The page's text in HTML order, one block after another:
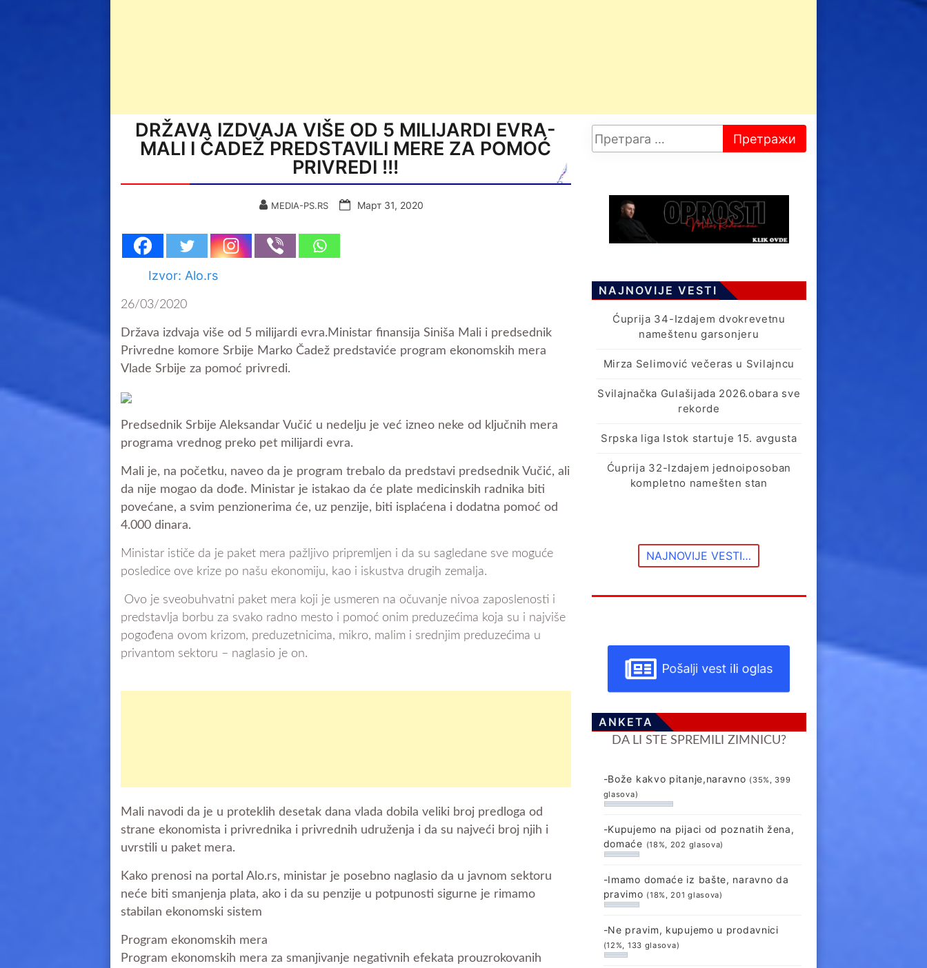
DRŽAVA IZDVAJA VIŠE OD 5 MILIJARDI EVRA-
MALI I ČADEŽ PREDSTAVILI MERE ZA POMOĆ
PRIVREDI !!!
MEDIA-PS.RS Март 31, 2020
Izvor: Alo.rs
26/03/2020
Država izdvaja više od 5 milijardi evra.Ministar finansija Siniša Mali i predsednik
Privredne komore Srbije Marko Čadež predstaviće program ekonomskih mera
Vlade Srbije za pomoć privredi.
Predsednik Srbije Aleksandar Vučić u nedelju je već izneo neke od ključnih mera
programa vrednog preko pet milijardi evra.
Mali je, na početku, naveo da je program trebalo da predstavi predsednik Vučić, ali
da nije mogao da dođe. Ministar je istakao da će plate medicinskih radnika biti
povećane, a svim penzionerima će, uz penzije, biti isplaćena i dodatna pomoć od
4.000 dinara.
Ministar ističe da je paket mera pažljivo pripremljen i da su sagledane sve moguće
posledice ove krize po našu ekonomiju, kao i iskustva drugih zemalja.
Ovo je sveobuhvatni paket mera koji je usmeren na očuvanje nivoa zaposlenosti i
predstavlja borbu za svako radno mesto i pomoć onim preduzećima koja su i najviše
pogođena ovom krizom, preduzetnicima, mikro, malim i srednjim preduzećima u
privantom sektoru – naglasio je on.
Mali navodi da je u proteklih desetak dana vlada dobila veliki broj predloga od
strane ekonomista i privrednika i privrednih udruženja i da su najveći broj njih i
uvrstili u paket mera.
Kako prenosi na portal Alo.rs, ministar je posebno naglasio da u javnom sektoru
neće biti smanjenja plata, ako i da su penzije u potpunosti sigurne je rimamo
stabilan ekonomski sistem
Program ekonomskih mera
Program ekonomskih mera za smanjivanje negativnih efekata prouzrokovanih
NAJNOVIJE VESTI
Ćuprija 34-Izdajem dvokrevetnu
nameštenu garsonjeru
Mirza Selimović večeras u Svilajncu
Svilajnačka Gulašijada 2026.obara sve
rekorde
Srpska liga Istok startuje 15. avgusta
Ćuprija 32-Izdajem jednoiposoban
kompletno namešten stan
NAJNOVIJE VESTI…
Pošalji vest ili oglas
ANKETA
DA LI STE SPREMILI ZIMNICU?
-Bože kakvo pitanje,naravno (35%, 399
glasova)
-Kupujemo na pijaci od poznatih žena,
domaće (18%, 202 glasova)
-Imamo domaće iz bašte, naravno da
pravimo (18%, 201 glasova)
-Ne pravim, kupujemo u prodavnici
(12%, 133 glasova)